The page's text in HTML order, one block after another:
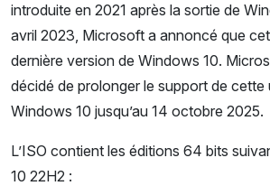
introduite en 2021 après la sortie de
avril 2023, Microsoft a annoncé que
dernière version de Windows 10.
décidé de prolonger le support de cette
Windows 10 jusqu’au 14 octobre 2025.
L’ISO contient les éditions 64 bits
10 22H2 :